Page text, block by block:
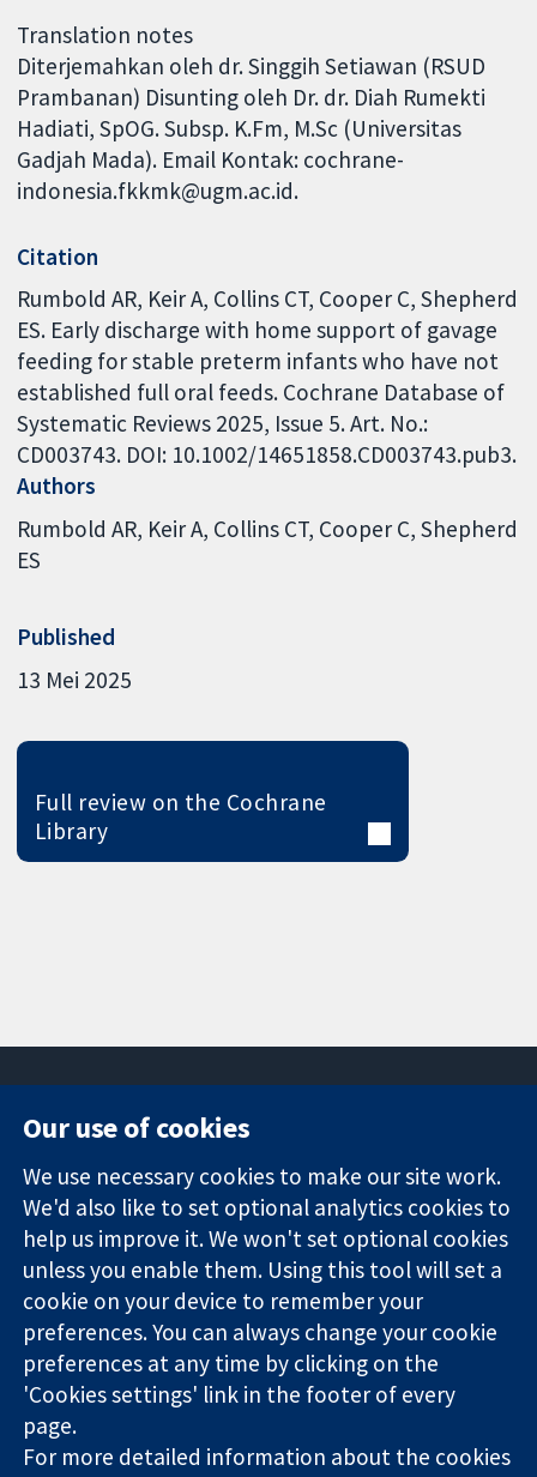
Translation notes
Diterjemahkan oleh dr. Singgih Setiawan (RSUD
Prambanan) Disunting oleh Dr. dr. Diah Rumekti
Hadiati, SpOG. Subsp. K.Fm, M.Sc (Universitas
Gadjah Mada). Email Kontak: cochrane-
indonesia.fkkmk@ugm.ac.id.
Citation
Rumbold AR, Keir A, Collins CT, Cooper C, Shepherd
ES. Early discharge with home support of gavage
feeding for stable preterm infants who have not
established full oral feeds. Cochrane Database of
Systematic Reviews 2025, Issue 5. Art. No.:
CD003743. DOI: 10.1002/14651858.CD003743.pub3.
Authors
Rumbold AR Keir A Collins CT Cooper C Shepherd
ES
Published
13 Mei 2025
Full review on the Cochrane
Library
Trusted
evidence.
Informed
decisions.
Better health.
Square
London
W1G 0AN
Inggris
News
Press office
About us
Jobs
Cochrane
Library
The Cochrane Collaboration is a charity (no. 1045921) and a
company limited by guarantee (no. 03044323) registered in
England & Wales. VAT registration number GB 718 2127 49.
Our use of cookies
We use necessary cookies to make our site work.
We'd also like to set optional analytics cookies to
help us improve it. We won't set optional cookies
unless you enable them. Using this tool will set a
cookie on your device to remember your
preferences. You can always change your cookie
preferences at any time by clicking on the
'Cookies settings' link in the footer of every
page.
For more detailed information about the cookies